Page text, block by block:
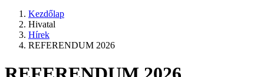
Kezdőlap
Hivatal
Hírek
REFERENDUM 2026